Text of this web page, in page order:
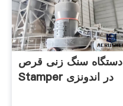
دستگاه سنگ زنی قرص
Stamper در اندونزی